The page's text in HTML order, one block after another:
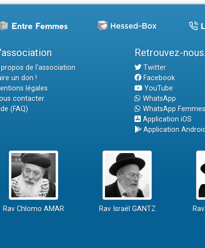
de l'association
un don !
légales
contacter
(FAQ)
Retrouvez-
Twitter
Facebook
YouTube
WhatsApp
WhatsApp Femmes
Application iOS
Application
Rav Chlomo AMAR Rav Israël GANTZ